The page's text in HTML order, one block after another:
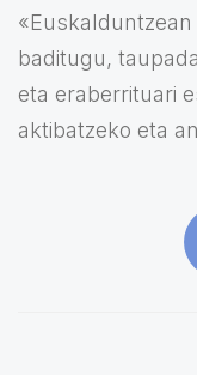
baditugu,
eta eraberrituari
aktibatzeko eta